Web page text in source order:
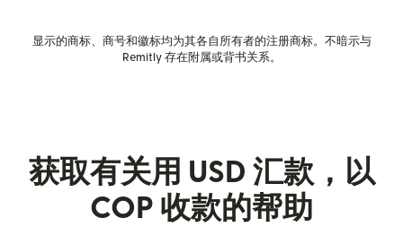
显示的商标、商号和徽标均为其各自所有者的注册商标。不暗示与
Remitly 存在附属或背书关系。
获取有关用 USD 汇款，以
COP 收款的帮助